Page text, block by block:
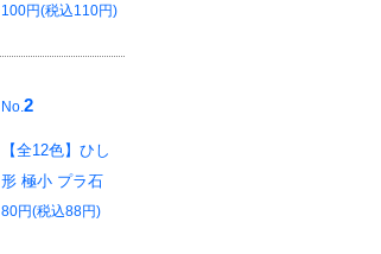
100円(税込110円)
No.2
【全12色】ひし
形 極小 プラ石
80円(税込88円)